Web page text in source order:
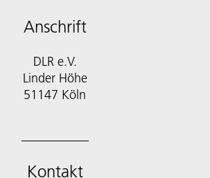
Anschrift
DLR e.V.
Linder Höhe
51147 Köln
Kontakt